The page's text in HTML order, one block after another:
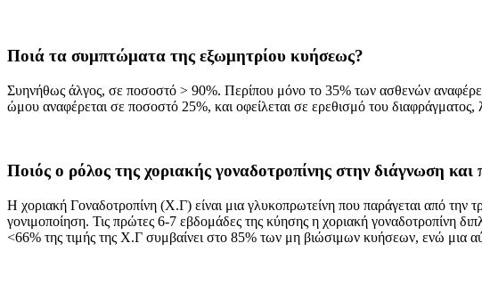
Ποιά τα συμπτώματα της εξωμητρίου κυήσεως?
Συηνήθως άλγος, σε ποσοστό > 90%. Περίπου μόνο το 35% των ασθενών
ώμου αναφέρεται σε ποσοστό 25%, και οφείλεται σε ερεθισμό του διαφράγματος,
Ποιός ο ρόλος της χοριακής γοναδοτροπίνης στην διάγνωση
Η χοριακή Γοναδοτροπίνη (Χ.Γ) είναι μια γλυκοπρωτείνη που παράγεται από την
γονιμοποίηση. Τις πρώτες 6-7 εβδομάδες της κύησης η χοριακή γοναδοτροπίνη
<66% της τιμής της Χ.Γ συμβαίνει στο 85% των μη βιώσιμων κυήσεων, ενώ